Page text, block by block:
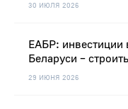
30 ИЮЛЯ 2026
29 ИЮНЯ 2026
ЕАБР: инвестиции
Беларуси –